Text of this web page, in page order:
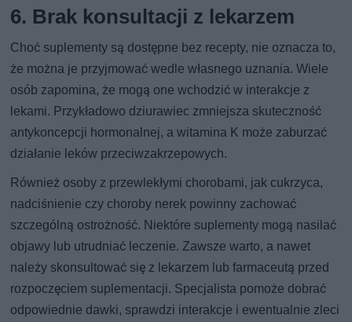
6. Brak konsultacji z lekarzem
Choć suplementy są dostępne bez recepty, nie oznacza to,
że można je przyjmować wedle własnego uznania. Wiele
osób zapomina, że mogą one wchodzić w interakcje z
lekami. Przykładowo dziurawiec zmniejsza skuteczność
antykoncepcji hormonalnej, a witamina K może zaburzać
działanie leków przeciwzakrzepowych.
Również osoby z przewlekłymi chorobami, jak cukrzyca,
nadciśnienie czy choroby nerek powinny zachować
szczególną ostrożność. Niektóre suplementy mogą nasilać
objawy lub utrudniać leczenie. Zawsze warto, a nawet
należy skonsultować się z lekarzem lub farmaceutą przed
rozpoczęciem suplementacji. Specjalista pomoże dobrać
odpowiednie dawki, sprawdzi interakcje i ewentualnie zleci